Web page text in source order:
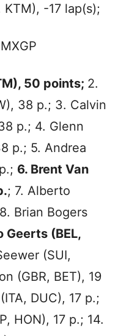
KTM), -17 lap(s);
50 points; 2.
38 p.; 3. Calvin
p.; 4. Glenn
p.; 5. Andrea
6. Brent Van
; 7. Alberto
Brian Bogers
Geerts (BEL,
(SUI,
(GBR, BET), 19
DUC), 17 p.;
HON), 17 p.; 14.